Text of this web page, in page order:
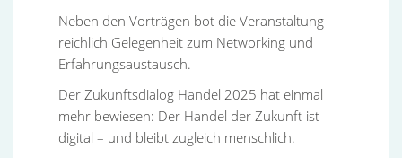
Neben den Vorträgen bot die Veranstaltung
reichlich Gelegenheit zum Networking und
Erfahrungsaustausch.
Der Zukunftsdialog Handel 2025 hat einmal
mehr bewiesen: Der Handel der Zukunft ist
digital – und bleibt zugleich menschlich.